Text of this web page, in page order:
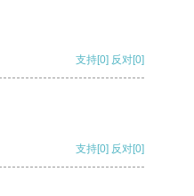
支持[0] 反对[0]
支持[0] 反对[0]